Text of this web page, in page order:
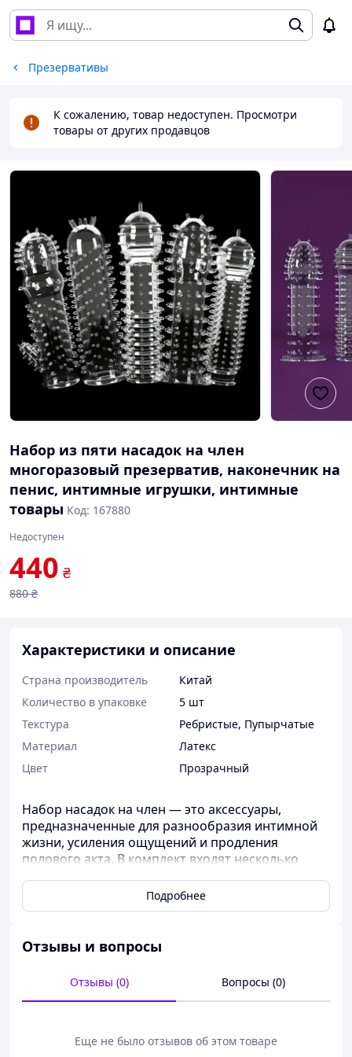
Презервативы
К сожалению, товар недоступен. Просмотри
товары от других продавцов
Набор из пяти насадок на член
многоразовый презерватив, наконечник на
пенис, интимные игрушки, интимные
товары Код: 167880
Недоступен
440 ₴
880 ₴
Характеристики и описание
Страна производитель
Китай
Количество в упаковке
5 шт
Текстура
Ребристые, Пупырчатые
Материал
Латекс
Цвет
Прозрачный
Набор насадок на член — это аксессуары,
предназначенные для разнообразия интимной
жизни, усиления ощущений и продления
полового акта. В комплект входят несколько
дополнительными функциями.
Назначение:усиление стимуляции, продление
(с шипами, ребрами,
пупырышками)
Многоразовое использование:Легко моются,
Подробнее
Отзывы и вопросы
Отзывы (0) Вопросы (0)
Еще не было отзывов об этом товаре